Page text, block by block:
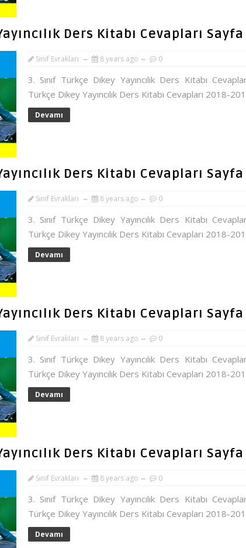
Ders Kitabı Cevapları Sayfa
Sınıf Evrakları 8 years ago 0
3. Sınıf Türkçe Dikey Yayıncılık Ders Kitabı
Türkçe Dikey Yayıncılık Ders Kitabı Cevapları 2018-
Devamı
Ders Kitabı Cevapları
Sınıf Evrakları 8 years ago 0
3. Sınıf Türkçe Dikey Yayıncılık Ders Kitabı
Türkçe Dikey Yayıncılık Ders Kitabı Cevapları 2018-
Devamı
Ders Kitabı Cevapları
Sınıf Evrakları 8 years ago 0
3. Sınıf Türkçe Dikey Yayıncılık Ders Kitabı
Türkçe Dikey Yayıncılık Ders Kitabı Cevapları 2018-
Devamı
Ders Kitabı Cevapları Sayfa
Sınıf Evrakları 8 years ago 0
3. Sınıf Türkçe Dikey Yayıncılık Ders Kitabı
Türkçe Dikey Yayıncılık Ders Kitabı Cevapları 2018-
Devamı